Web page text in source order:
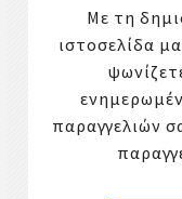
Με τη
ιστοσελίδα
παραγγελιών